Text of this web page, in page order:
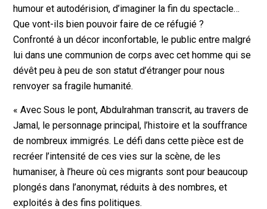
humour et autodérision, d’imaginer la fin du spectacle…
Que vont-ils bien pouvoir faire de ce réfugié ?
Confronté à un décor inconfortable, le public entre malgré
lui dans une communion de corps avec cet homme qui se
dévêt peu à peu de son statut d’étranger pour nous
renvoyer sa fragile humanité.
« Avec Sous le pont, Abdulrahman transcrit, au travers de
Jamal, le personnage principal, l’histoire et la souffrance
de nombreux immigrés. Le défi dans cette pièce est de
recréer l’intensité de ces vies sur la scène, de les
humaniser, à l’heure où ces migrants sont pour beaucoup
plongés dans l’anonymat, réduits à des nombres, et
exploités à des fins politiques.